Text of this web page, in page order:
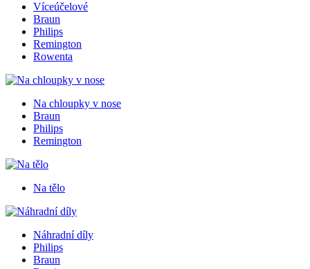
Víceúčelové
Braun
Philips
Remington
Rowenta
Na chloupky v nose
Braun
Philips
Remington
Na tělo
Náhradní díly
Philips
Braun